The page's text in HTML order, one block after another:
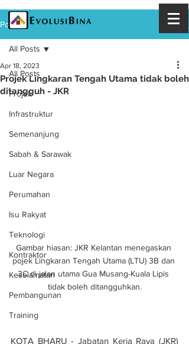
Post
All Posts
Projek
Infrastruktur
Semenanjung
Sabah & Sarawak
Luar Negara
Perumahan
Isu Rakyat
Teknologi
Kontraktor
Keselamatan
Pembangunan
Training
All Posts
Projek Lingkaran Tengah Utama tidak boleh
ditangguh - JKR
Apr 18, 2023
Gambar hiasan: JKR Kelantan menegaskan
pojek Lingkaran Tengah Utama (LTU) 3B dan
3C di jalan utama Gua Musang-Kuala Lipis
tidak boleh ditangguhkan.
KOTA BHARU - Jabatan Kerja Raya (JKR)